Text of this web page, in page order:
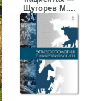
Щугорев М....
▼
▼